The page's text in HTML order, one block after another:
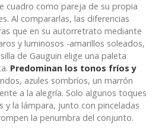
cuadro como pareja de su propia
Al compararlas, las diferencias
que en su autorretrato mediante
y luminosos -amarillos soleados,
de Gauguin elige una paleta
Predominan los tonos fríos y
azules sombríos, un marrón
a la alegría. Solo algunos toques
y la lámpara, junto con pinceladas
la penumbra del conjunto.